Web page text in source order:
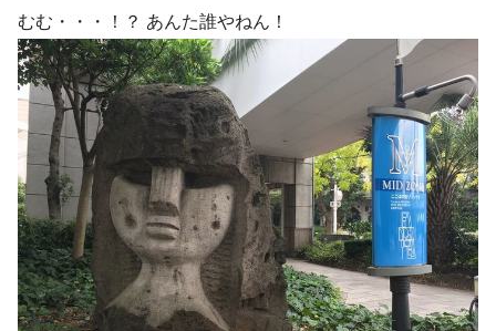
むむ・・・！？ あんた誰やねん！